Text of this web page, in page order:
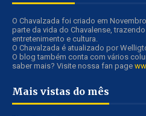
O Chavalzada foi criado em
parte da vida do Chavalense,
entretenimento e cultura.
O Chavalzada é atualizado por
O blog também conta com vários
saber mais? Visite nossa fan page
Mais vistas do mês